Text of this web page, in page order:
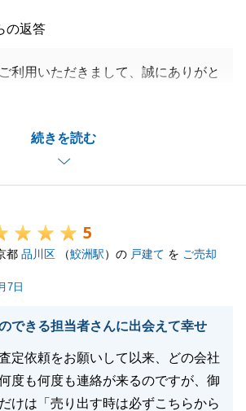
続きを読む
の返答
利用いただきまして、誠にありがと
たします。
閉じる 5
都 品川区 （鮫洲駅）の 戸建て を ご売却
7日
できる担当者さんに出会えて幸せ
定依頼をお願いして以来、どの会社
度も何度も連絡が来るのですが、御
けは「売り出す時は必ずこちらから